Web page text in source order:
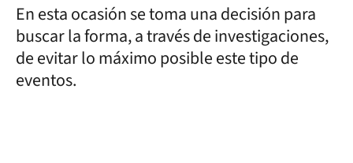
En esta ocasión se toma una decisión para
buscar la forma, a través de investigaciones,
de evitar lo máximo posible este tipo de
eventos.